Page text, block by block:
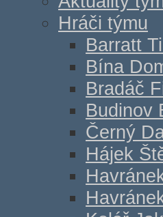
Hráči týmu
Barratt
Bína
Bradáč
Budinov
Černý
Hájek